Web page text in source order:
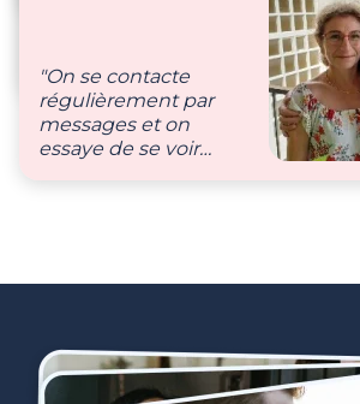
en un regard on se
comprend. On s’écrit
des petits mots."
"On se contacte
régulièrement par
messages et on
essaye de se voir